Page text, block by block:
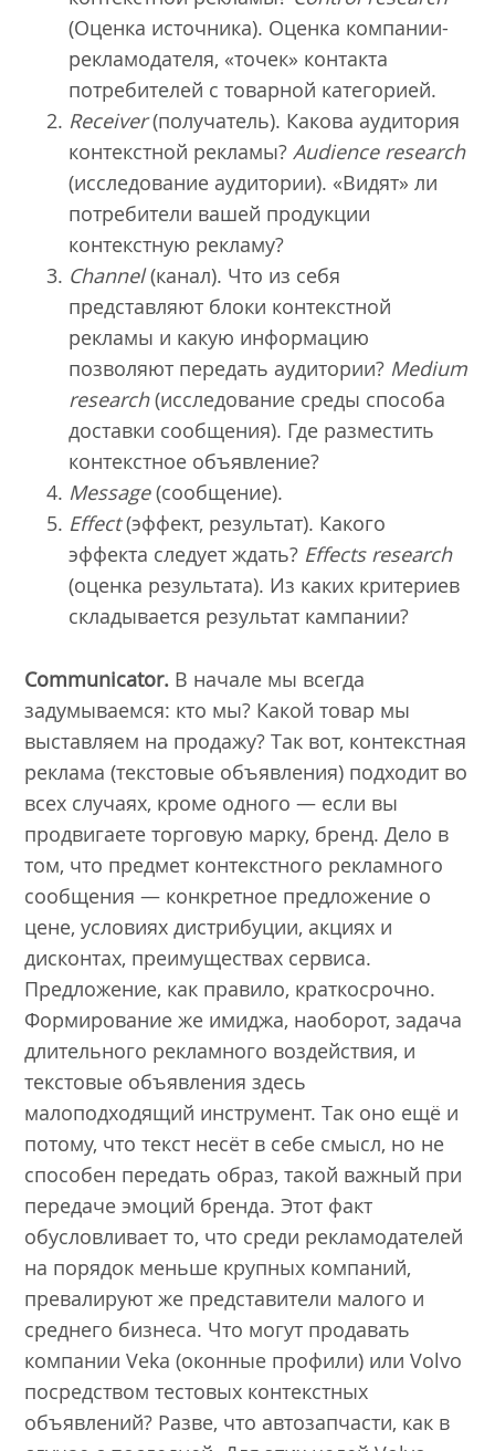
(Оценка источника). Оценка компании-
рекламодателя, «точек» контакта
потребителей с товарной категорией.
Receiver(получатель). Какова аудитория
контекстной рекламы?Audience research
(исследование аудитории). «Видят» ли
потребители вашей продукции
контекстную рекламу?
Channel(канал). Что из себя
представляют блоки контекстной
рекламы и какую информацию
позволяют передать аудитории? Medium
research(исследование среды способа
доставки сообщения). Где разместить
контекстное объявление?
Message(сообщение).
Effect(эффект, результат). Какого
эффекта следует ждать? Effects research
(оценка результата). Из каких критериев
складывается результат кампании?
Communicator. В начале мы всегда
задумываемся: кто мы? Какой товар мы
выставляем на продажу? Так вот, контекстная
реклама (текстовые объявления) подходит во
всех случаях, кроме одного — если вы
продвигаете торговую марку, бренд. Дело в
том, что предмет контекстного рекламного
сообщения — конкретное предложение о
цене, условиях дистрибуции, акциях и
дисконтах, преимуществах сервиса.
Предложение, как правило, краткосрочно.
Формирование же имиджа, наоборот, задача
длительного рекламного воздействия, и
текстовые объявления здесь
малоподходящий инструмент. Так оно ещё и
потому, что текст несёт в себе смысл, но не
способен передать образ, такой важный при
передаче эмоций бренда. Этот факт
обусловливает то, что среди рекламодателей
на порядок меньше крупных компаний,
превалируют же представители малого и
среднего бизнеса. Что могут продавать
компании Veka (оконные профили) или Volvo
посредством тестовых контекстных
объявлений? Разве, что автозапчасти, как в